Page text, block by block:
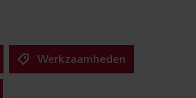
Werkzaamheden